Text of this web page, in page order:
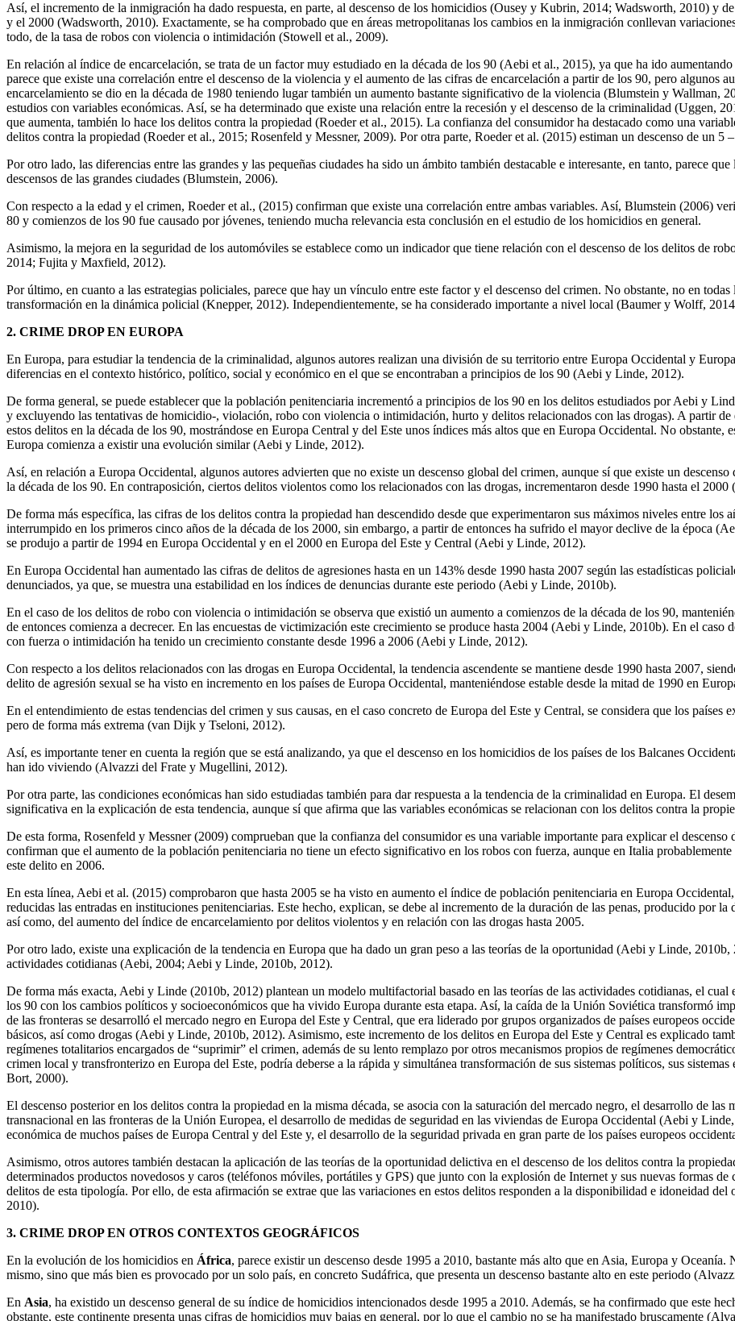
Así, el incremento de la inmigración ha dado respuesta, en parte, al descenso de los homicidios (Ousey y Kubrin, 2014; Wadsworth, 2010) y
y el 2000 (Wadsworth, 2010). Exactamente, se ha comprobado que en áreas metropolitanas los cambios en la inmigración conllevan
todo, de la tasa de robos con violencia o intimidación (Stowell et al., 2009).
En relación al índice de encarcelación, se trata de un factor muy estudiado en la década de los 90 (Aebi et al., 2015), ya que ha ido
parece que existe una correlación entre el descenso de la violencia y el aumento de las cifras de encarcelación a partir de los 90, pero algunos
encarcelamiento se dio en la década de 1980 teniendo lugar también un aumento bastante significativo de la violencia (Blumstein y Wallman,
estudios con variables económicas. Así, se ha determinado que existe una relación entre la recesión y el descenso de la criminalidad (Uggen,
que aumenta, también lo hace los delitos contra la propiedad (Roeder et al., 2015). La confianza del consumidor ha destacado como una
delitos contra la propiedad (Roeder et al., 2015; Rosenfeld y Messner, 2009). Por otra parte, Roeder et al. (2015) estiman un descenso de un 5
Por otro lado, las diferencias entre las grandes y las pequeñas ciudades ha sido un ámbito también destacable e interesante, en tanto, parece
descensos de las grandes ciudades (Blumstein, 2006).
Con respecto a la edad y el crimen, Roeder et al., (2015) confirman que existe una correlación entre ambas variables. Así, Blumstein (2006)
80 y comienzos de los 90 fue causado por jóvenes, teniendo mucha relevancia esta conclusión en el estudio de los homicidios en general.
Asimismo, la mejora en la seguridad de los automóviles se establece como un indicador que tiene relación con el descenso de los delitos de
2014; Fujita y Maxfield, 2012).
Por último, en cuanto a las estrategias policiales, parece que hay un vínculo entre este factor y el descenso del crimen. No obstante, no en
transformación en la dinámica policial (Knepper, 2012). Independientemente, se ha considerado importante a nivel local (Baumer y Wolff,
2. CRIME DROP EN EUROPA
En Europa, para estudiar la tendencia de la criminalidad, algunos autores realizan una división de su territorio entre Europa Occidental y
diferencias en el contexto histórico, político, social y económico en el que se encontraban a principios de los 90 (Aebi y Linde, 2012).
De forma general, se puede establecer que la población penitenciaria incrementó a principios de los 90 en los delitos estudiados por Aebi y
y excluyendo las tentativas de homicidio-, violación, robo con violencia o intimidación, hurto y delitos relacionados con las drogas). A partir de
estos delitos en la década de los 90, mostrándose en Europa Central y del Este unos índices más altos que en Europa Occidental. No obstante,
Europa comienza a existir una evolución similar (Aebi y Linde, 2012).
Así, en relación a Europa Occidental, algunos autores advierten que no existe un descenso global del crimen, aunque sí que existe un
la década de los 90. En contraposición, ciertos delitos violentos como los relacionados con las drogas, incrementaron desde 1990 hasta el
De forma más específica, las cifras de los delitos contra la propiedad han descendido desde que experimentaron sus máximos niveles entre los
interrumpido en los primeros cinco años de la década de los 2000, sin embargo, a partir de entonces ha sufrido el mayor declive de la época
se produjo a partir de 1994 en Europa Occidental y en el 2000 en Europa del Este y Central (Aebi y Linde, 2012).
En Europa Occidental han aumentado las cifras de delitos de agresiones hasta en un 143% desde 1990 hasta 2007 según las estadísticas
denunciados, ya que, se muestra una estabilidad en los índices de denuncias durante este periodo (Aebi y Linde, 2010b).
En el caso de los delitos de robo con violencia o intimidación se observa que existió un aumento a comienzos de la década de los 90,
de entonces comienza a decrecer. En las encuestas de victimización este crecimiento se produce hasta 2004 (Aebi y Linde, 2010b). En el caso
con fuerza o intimidación ha tenido un crecimiento constante desde 1996 a 2006 (Aebi y Linde, 2012).
Con respecto a los delitos relacionados con las drogas en Europa Occidental, la tendencia ascendente se mantiene desde 1990 hasta 2007,
delito de agresión sexual se ha visto en incremento en los países de Europa Occidental, manteniéndose estable desde la mitad de 1990 en
En el entendimiento de estas tendencias del crimen y sus causas, en el caso concreto de Europa del Este y Central, se considera que los países
pero de forma más extrema (van Dijk y Tseloni, 2012).
Así, es importante tener en cuenta la región que se está analizando, ya que el descenso en los homicidios de los países de los Balcanes
han ido viviendo (Alvazzi del Frate y Mugellini, 2012).
Por otra parte, las condiciones económicas han sido estudiadas también para dar respuesta a la tendencia de la criminalidad en Europa. El
significativa en la explicación de esta tendencia, aunque sí que afirma que las variables económicas se relacionan con los delitos contra la
De esta forma, Rosenfeld y Messner (2009) comprueban que la confianza del consumidor es una variable importante para explicar el
confirman que el aumento de la población penitenciaria no tiene un efecto significativo en los robos con fuerza, aunque en Italia
este delito en 2006.
En esta línea, Aebi et al. (2015) comprobaron que hasta 2005 se ha visto en aumento el índice de población penitenciaria en Europa
reducidas las entradas en instituciones penitenciarias. Este hecho, explican, se debe al incremento de la duración de las penas, producido por
así como, del aumento del índice de encarcelamiento por delitos violentos y en relación con las drogas hasta 2005.
Por otro lado, existe una explicación de la tendencia en Europa que ha dado un gran peso a las teorías de la oportunidad (Aebi y Linde,
actividades cotidianas (Aebi, 2004; Aebi y Linde, 2010b, 2012).
De forma más exacta, Aebi y Linde (2010b, 2012) plantean un modelo multifactorial basado en las teorías de las actividades cotidianas, el
los 90 con los cambios políticos y socioeconómicos que ha vivido Europa durante esta etapa. Así, la caída de la Unión Soviética transformó
de las fronteras se desarrolló el mercado negro en Europa del Este y Central, que era liderado por grupos organizados de países europeos
básicos, así como drogas (Aebi y Linde, 2010b, 2012). Asimismo, este incremento de los delitos en Europa del Este y Central es explicado
regímenes totalitarios encargados de “suprimir” el crimen, además de su lento remplazo por otros mecanismos propios de regímenes
crimen local y transfronterizo en Europa del Este, podría deberse a la rápida y simultánea transformación de sus sistemas políticos, sus
Bort, 2000).
El descenso posterior en los delitos contra la propiedad en la misma década, se asocia con la saturación del mercado negro, el desarrollo de
transnacional en las fronteras de la Unión Europea, el desarrollo de medidas de seguridad en las viviendas de Europa Occidental (Aebi y
económica de muchos países de Europa Central y del Este y, el desarrollo de la seguridad privada en gran parte de los países europeos
Asimismo, otros autores también destacan la aplicación de las teorías de la oportunidad delictiva en el descenso de los delitos contra la
determinados productos novedosos y caros (teléfonos móviles, portátiles y GPS) que junto con la explosión de Internet y sus nuevas formas
delitos de esta tipología. Por ello, de esta afirmación se extrae que las variaciones en estos delitos responden a la disponibilidad e idoneidad
2010).
3. CRIME DROP EN OTROS CONTEXTOS GEOGRÁFICOS
En la evolución de los homicidios en África, parece existir un descenso desde 1995 a 2010, bastante más alto que en Asia, Europa y
mismo, sino que más bien es provocado por un solo país, en concreto Sudáfrica, que presenta un descenso bastante alto en este periodo
En Asia, ha existido un descenso general de su índice de homicidios intencionados desde 1995 a 2010. Además, se ha confirmado que este
obstante, este continente presenta unas cifras de homicidios muy bajas en general, por lo que el cambio no se ha manifestado bruscamente